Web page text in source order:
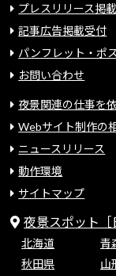
プレスリリース掲
記事広告掲載受付
パンフレット・ポ
お問い合わせ
夜景関連の仕事を
Webサイト制作の
ニュースリリース
動作環境
サイトマップ
夜景スポット［
北海道 青
秋田県
山